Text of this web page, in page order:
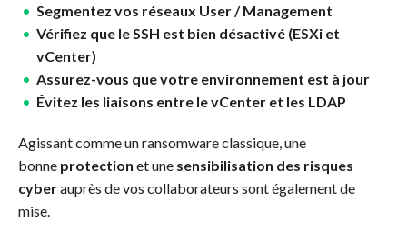
Segmentez vos réseaux User / Management
Vérifiez que le SSH est bien désactivé (ESXi et
vCenter)
Assurez-vous que votre environnement est à jour
Évitez les liaisons entre le vCenter et les LDAP
Agissant comme un ransomware classique, une
bonne protection et une sensibilisation des risques
cyberauprès de vos collaborateurs sont également de
mise.